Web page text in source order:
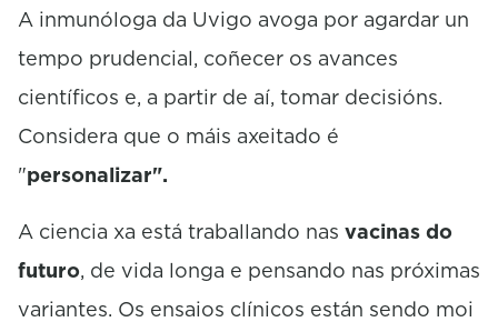
A inmunóloga da Uvigo avoga por agardar un
tempo prudencial, coñecer os avances
científicos e, a partir de aí, tomar decisións.
Considera que o máis axeitado é
"personalizar".
A ciencia xa está traballando nas vacinas do
futuro, de vida longa e pensando nas próximas
variantes. Os ensaios clínicos están sendo moi